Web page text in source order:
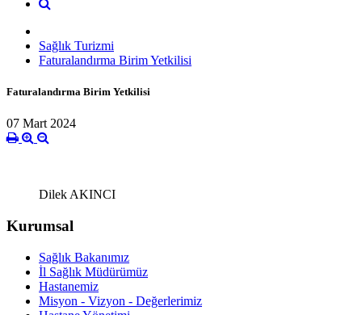
Sağlık Turizmi
Faturalandırma Birim Yetkilisi
Faturalandırma Birim Yetkilisi
07 Mart 2024
Dilek AKINCI
Kurumsal
Sağlık Bakanımız
İl Sağlık Müdürümüz
Hastanemiz
Misyon - Vizyon - Değerlerimiz